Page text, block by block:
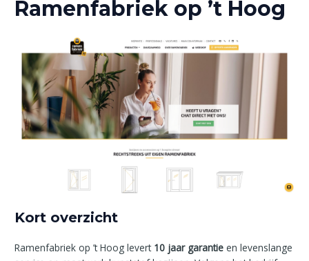
Ramenfabriek op ’t Hoog
Kort overzicht
Ramenfabriek op ’t Hoog levert 10 jaar garantie en levenslange